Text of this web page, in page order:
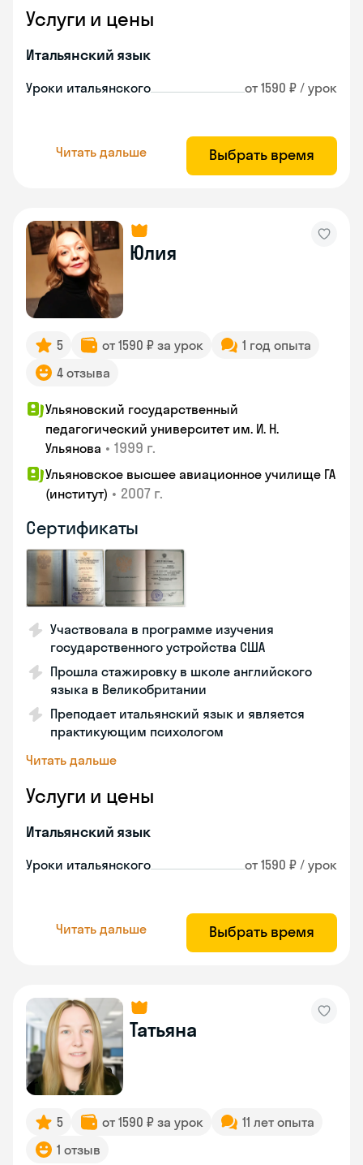
Услуги и цены
Итальянский язык
Уроки итальянского от 1590 ₽ / урок
Читать дальше Выбрать время
Юлия
5 от 1590 ₽ за урок
1 год опыта
4 отзыва
Ульяновский государственный
педагогический университет им. И. Н.
Ульянова • 1999 г.
Ульяновское высшее авиационное училище ГА
(институт) • 2007 г.
Сертификаты
Участвовала в программе изучения
государственного устройства США
Прошла стажировку в школе английского
языка в Великобритании
Преподает итальянский язык и является
практикующим психологом
Читать дальше
Услуги и цены
Итальянский язык
Уроки итальянского от 1590 ₽ / урок
Читать дальше Выбрать время
Татьяна
5 от 1590 ₽ за урок
11 лет опыта
1 отзыв